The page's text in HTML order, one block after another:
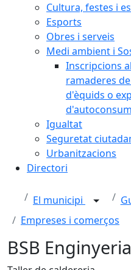
Cultura, festes i
Esports
Obres i serveis
Medi ambient i
Inscripcions
ramaderes
d'èquids o
d'autoconsum
Igualtat
Seguretat
Urbanitzacions
Directori
El municipi
Empreses i comerços
BSB